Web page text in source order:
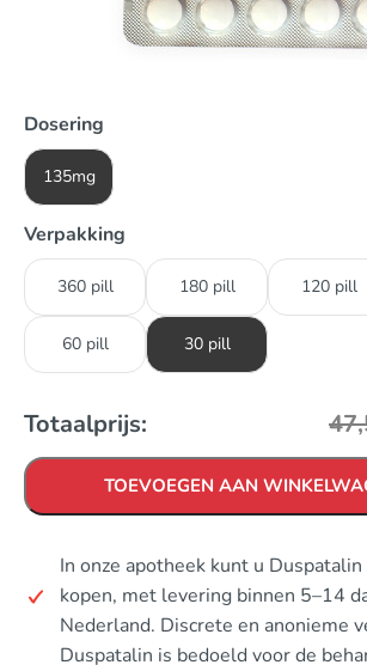
Dosering
135mg
Verpakking
360 pill 180 pill 120 pill
60 pill 30 pill
Totaalprijs:
TOEVOEGEN AAN
In onze apotheek kunt u
kopen, met levering binnen 5–14
Nederland. Discrete en anonieme
Duspatalin is bedoeld voor de